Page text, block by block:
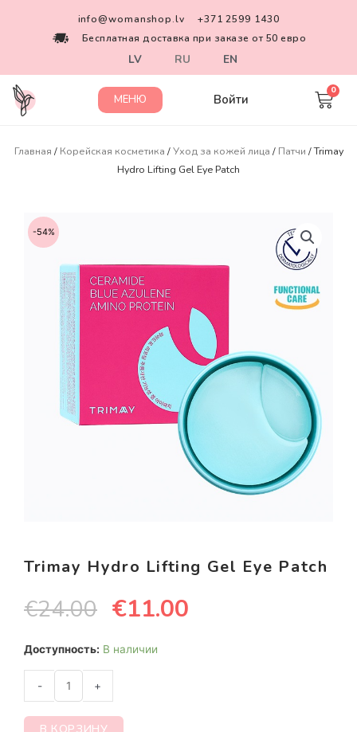
info@womanshop.lv
+371 2599 1430
Бесплатная доставка при заказе от 50 евро
LV RU EN
МЕНЮ Войти
Главная / Корейская косметика /Уход за кожей лица / Патчи / Trimay
Hydro Lifting Gel Eye Patch
-54%
Trimay Hydro Lifting Gel Eye Patch
€24.00 €11.00
Доступность: В наличии
- +